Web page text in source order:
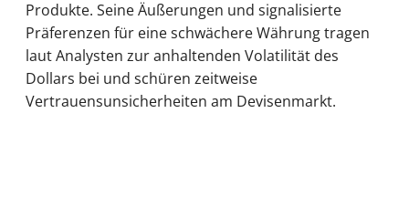
Produkte. Seine Äußerungen und signalisierte
Präferenzen für eine schwächere Währung tragen
laut Analysten zur anhaltenden Volatilität des
Dollars bei und schüren zeitweise
Vertrauensunsicherheiten am Devisenmarkt.